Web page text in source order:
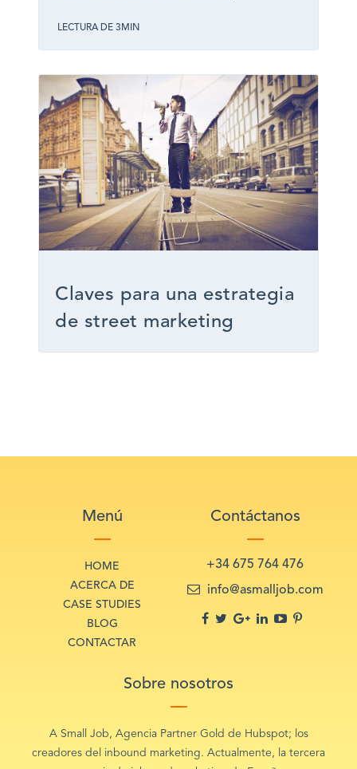
LECTURA DE 3MIN
Claves para una estrategia
de street marketing
Menú
HOME
ACERCA DE
CASE STUDIES
BLOG
CONTACTAR
Contáctanos
+34 675 764 476
info@asmalljob.com
Sobre nosotros
A Small Job, Agencia Partner Gold de Hubspot; los
creadores del inbound marketing. Actualmente, la tercera